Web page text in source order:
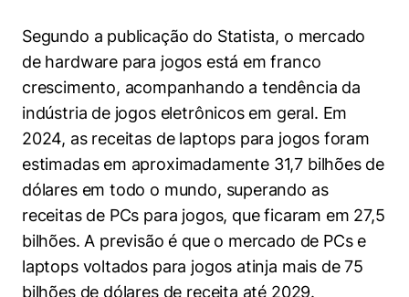
Segundo a publicação do Statista, o mercado
de hardware para jogos está em franco
crescimento, acompanhando a tendência da
indústria de jogos eletrônicos em geral. Em
2024, as receitas de laptops para jogos foram
estimadas em aproximadamente 31,7 bilhões de
dólares em todo o mundo, superando as
receitas de PCs para jogos, que ficaram em 27,5
bilhões. A previsão é que o mercado de PCs e
laptops voltados para jogos atinja mais de 75
bilhões de dólares de receita até 2029.